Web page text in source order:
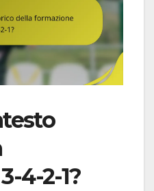
4-2-1?